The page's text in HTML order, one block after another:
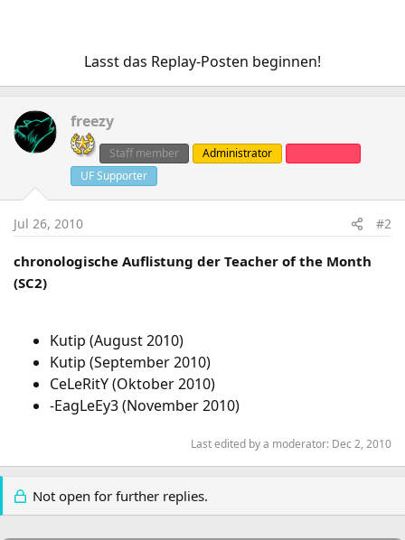
Lasst das Replay-Posten beginnen!​
freezy
Staff member Administrator
UF Supporter
Jul 26, 2010 #2
chronologische Auflistung der Teacher of the Month
(SC2)
Kutip (August 2010)
Kutip (September 2010)
CeLeRitY (Oktober 2010)
-EagLeEy3 (November 2010)
Last edited by a moderator: Dec 2, 2010
Not open for further replies.